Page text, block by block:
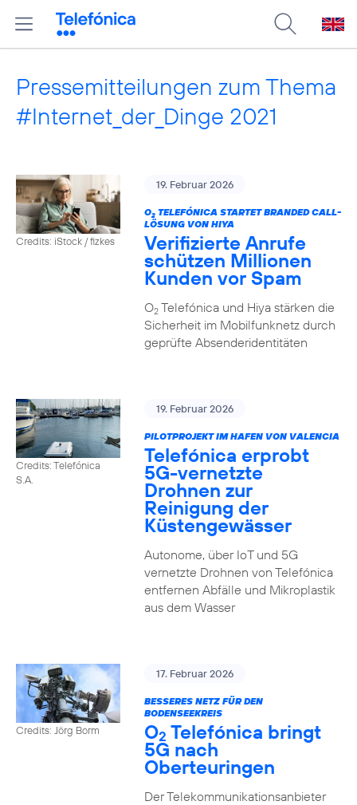
Pressemitteilungen zum Thema
#Internet_der_Dinge 2021
Credits: iStock / fizkes
19. Februar 2026
O2TELEFÓNICA STARTET BRANDED CALL-
LÖSUNG VON HIYA
Verifizierte Anrufe
schützen Millionen
Kunden vor Spam
O2Telefónica und Hiya stärken die
Sicherheit im Mobilfunknetz durch
geprüfte Absenderidentitäten
Credits: Telefónica
S.A.
19. Februar 2026
PILOTPROJEKT IM HAFEN VON VALENCIA
Telefónica erprobt
5G-vernetzte
Drohnen zur
Reinigung der
Küstengewässer
Autonome, über IoT und 5G
vernetzte Drohnen von Telefónica
entfernen Abfälle und Mikroplastik
aus dem Wasser
Credits: Jörg Borm
17. Februar 2026
BESSERES NETZ FÜR DEN
BODENSEEKREIS
O2 Telefónica bringt
5G nach
Oberteuringen
Der Telekommunikationsanbieter